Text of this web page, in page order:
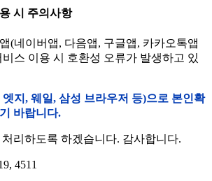
시 주의사항
(네이버앱, 다음앱, 구글앱, 카카오톡앱
스 이용 시 호환성 오류가 발생하고 있
지, 웨일, 삼성 브라우저 등)으로 본인확
바랍니다.
리하도록 하겠습니다. 감사합니다.
4511